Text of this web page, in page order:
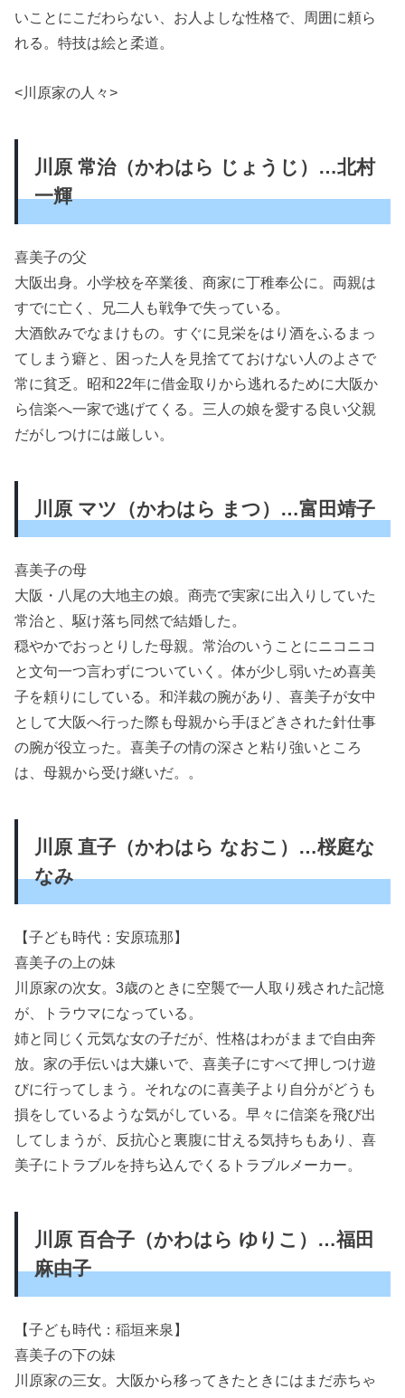
いことにこだわらない、お人よしな性格で、周囲に頼ら
れる。特技は絵と柔道。
<川原家の人々>
川原 常治（かわはら じょうじ）…北村
一輝
喜美子の父
大阪出身。小学校を卒業後、商家に丁稚奉公に。両親は
すでに亡く、兄二人も戦争で失っている。
大酒飲みでなまけもの。すぐに見栄をはり酒をふるまっ
てしまう癖と、困った人を見捨てておけない人のよさで
常に貧乏。昭和22年に借金取りから逃れるために大阪か
ら信楽へ一家で逃げてくる。三人の娘を愛する良い父親
だがしつけには厳しい。
川原 マツ（かわはら まつ）…富田靖子
喜美子の母
大阪・八尾の大地主の娘。商売で実家に出入りしていた
常治と、駆け落ち同然で結婚した。
穏やかでおっとりした母親。常治のいうことにニコニコ
と文句一つ言わずについていく。体が少し弱いため喜美
子を頼りにしている。和洋裁の腕があり、喜美子が女中
として大阪へ行った際も母親から手ほどきされた針仕事
の腕が役立った。喜美子の情の深さと粘り強いところ
は、母親から受け継いだ。。
川原 直子（かわはら なおこ）…桜庭な
なみ
【子ども時代：安原琉那】
喜美子の上の妹
川原家の次女。3歳のときに空襲で一人取り残された記憶
が、トラウマになっている。
姉と同じく元気な女の子だが、性格はわがままで自由奔
放。家の手伝いは大嫌いで、喜美子にすべて押しつけ遊
びに行ってしまう。それなのに喜美子より自分がどうも
損をしているような気がしている。早々に信楽を飛び出
してしまうが、反抗心と裏腹に甘える気持ちもあり、喜
美子にトラブルを持ち込んでくるトラブルメーカー。
川原 百合子（かわはら ゆりこ）…福田
麻由子
【子ども時代：稲垣来泉】
喜美子の下の妹
川原家の三女。大阪から移ってきたときにはまだ赤ちゃ